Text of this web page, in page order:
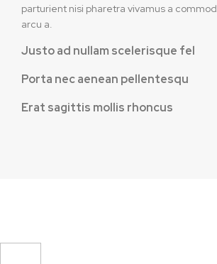
parturient nisi pharetra vivamus a
arcu a.
Justo ad nullam scelerisque fel
Porta nec aenean pellentesqu
Erat sagittis mollis rhoncus